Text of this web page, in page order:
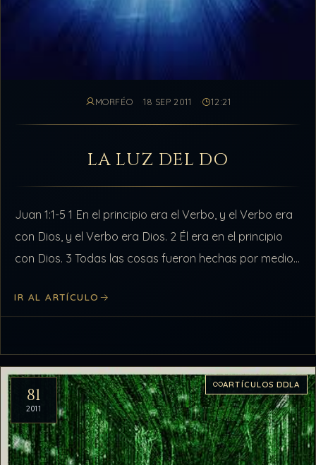
MORFÉO 18 SEP 2011 12:21
LA LUZ DEL DO
Juan 1:1-5 1 En el principio era el Verbo, y el Verbo era
con Dios, y el Verbo era Dios. 2 Él era en el principio
con Dios. 3 Todas las cosas fueron hechas por medio…
IR AL ARTÍCULO
81
2011
ARTÍCULOS DDLA